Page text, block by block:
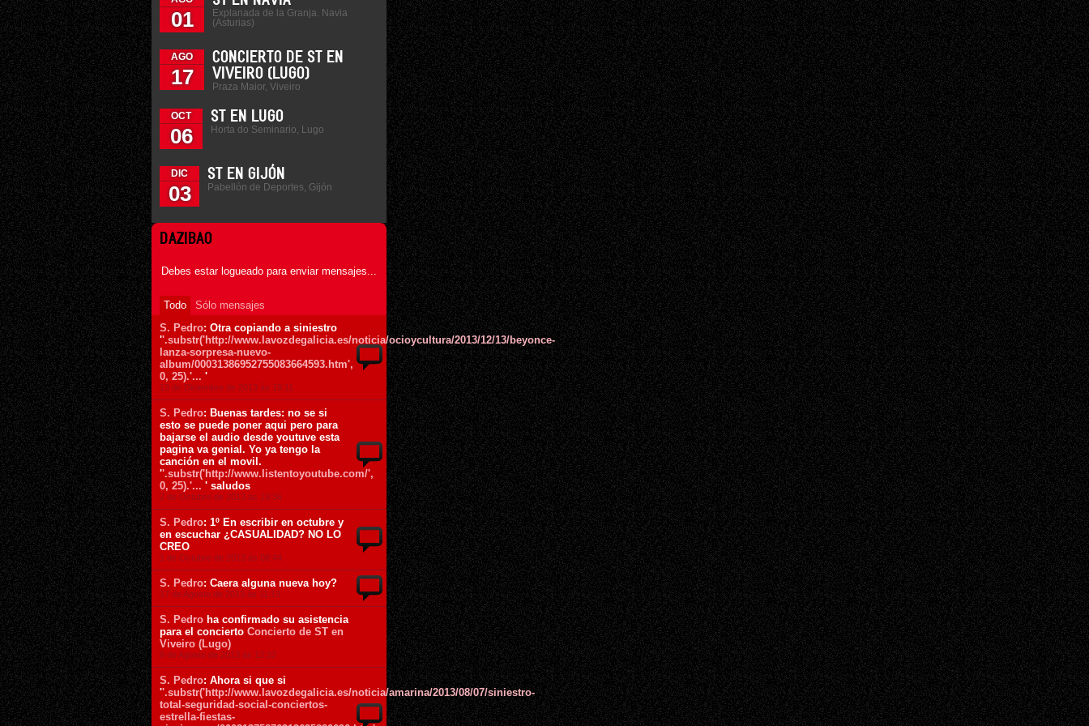
01
Explanada de la Granja. Navia
(Asturias)
AGO
17
CONCIERTO DE ST EN
VIVEIRO (LUGO)
Praza Maior, Viveiro
OCT
06
ST EN LUGO
Horta do Seminario, Lugo
DIC
03
ST EN GIJÓN
Pabellón de Deportes, Gijón
DAZIBAO
Debes estar logueado para enviar mensajes...
Todo
Sólo mensajes
S. Pedro: Otra copiando a siniestro
''.substr('http://www.lavozdegalicia.es/noticia/ocioycultura/2013/12/13/beyonce-
lanza-sorpresa-nuevo-
album/00031386952755083664593.htm',
0, 25).'... '
13 de Diciembre de 2013 ás 19:11
S. Pedro: Buenas tardes: no se si
esto se puede poner aqui pero para
bajarse el audio desde youtuve esta
pagina va genial. Yo ya tengo la
canción en el movil.
''.substr('http://www.listentoyoutube.com/',
0, 25).'... ' saludos
2 de Octubre de 2013 ás 19:36
S. Pedro: 1º En escribir en octubre y
en escuchar ¿CASUALIDAD? NO LO
CREO
1 de Octubre de 2013 ás 08:44
S. Pedro: Caera alguna nueva hoy?
17 de Agosto de 2013 ás 11:13
S. Pedro ha confirmado su asistencia
para el concierto Concierto de ST en
Viveiro (Lugo)
8 de Agosto de 2013 ás 12:32
S. Pedro: Ahora si que si
''.substr('http://www.lavozdegalicia.es/noticia/amarina/2013/08/07/siniestro-
total-seguridad-social-conciertos-
estrella-fiestas-